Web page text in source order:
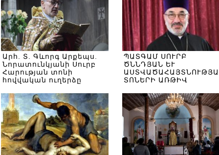
Արհ. Տ. Գևորգ Արքեպս.
Նորատունկյանի Սուրբ
Հարության տոնի
հովվական ուղերձը
ՊԱՏԳԱՄ ՍՈՒՐԲ
ԾՆՆԴՅԱՆ ԵՒ
ՏՈՆԵՐԻ ԱՌԹԻՎ